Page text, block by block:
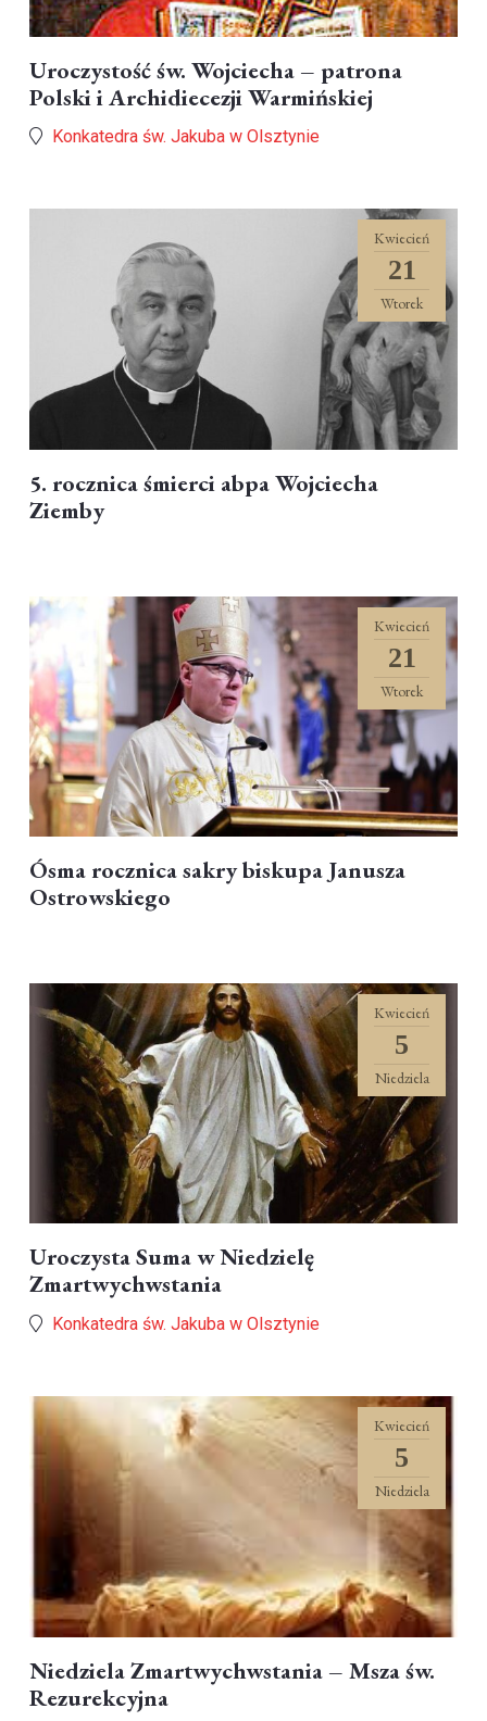
Uroczystość św. Wojciecha – patrona
Polski i Archidiecezji Warmińskiej
Konkatedra św. Jakuba w Olsztynie
5. rocznica śmierci abpa Wojciecha
Ziemby
Kwiecień
21
Wtorek
Ósma rocznica sakry biskupa Janusza
Ostrowskiego
Kwiecień
21
Wtorek
Uroczysta Suma w Niedzielę
Zmartwychwstania
Konkatedra św. Jakuba w Olsztynie
Kwiecień
5
Niedziela
Niedziela Zmartwychwstania – Msza św.
Rezurekcyjna
Kwiecień
5
Niedziela